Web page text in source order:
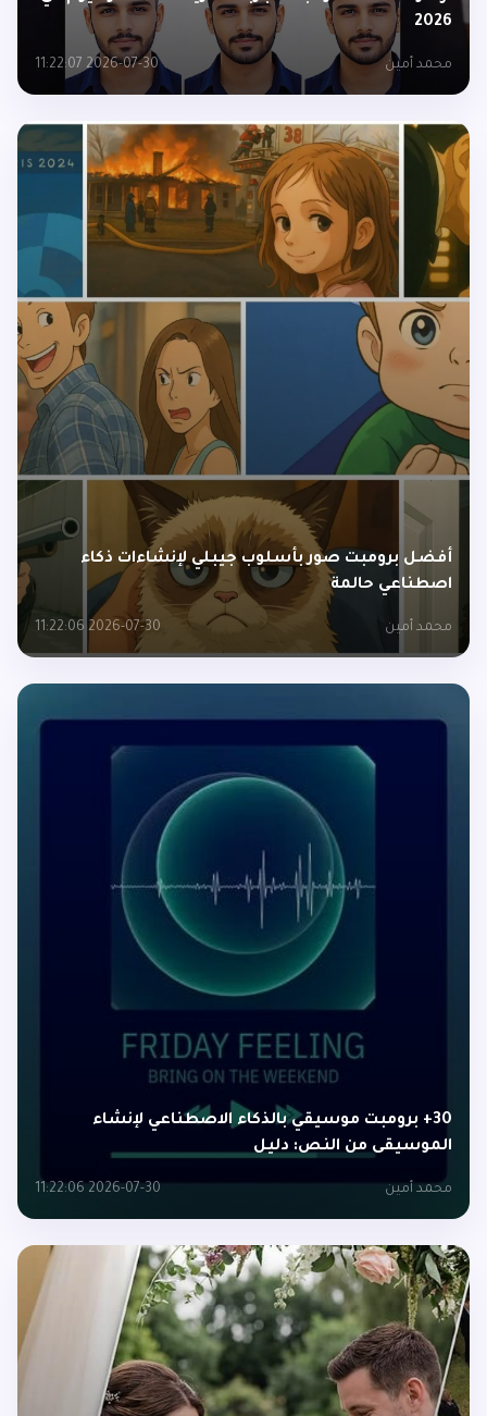
2026
محمد أمين 2026-07-30 11:22:07
أفضل برومبت صور بأسلوب جيبلي لإنشاءات ذكاء
اصطناعي حالمة
محمد أمين 2026-07-30 11:22:06
30+ برومبت موسيقي بالذكاء الاصطناعي لإنشاء
الموسيقى من النص: دليل
محمد أمين 2026-07-30 11:22:06